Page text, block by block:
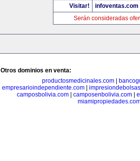
Visitar!
infoventas.com
Serán consideradas
Otros dominios en venta:
productosmedicinales.com|
empresarioindependiente.com
camposbolivia.com| camposenbolivia.com|